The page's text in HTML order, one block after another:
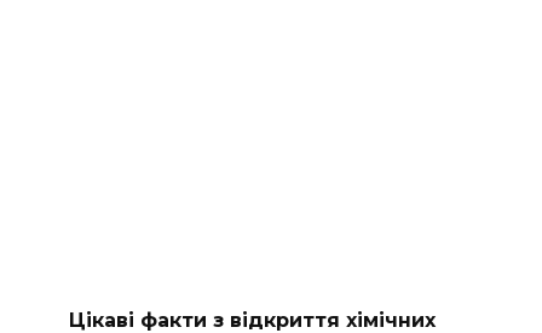
Цікаві факти з відкриття хімічних